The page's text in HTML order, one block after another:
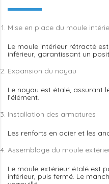
Mise en place du moule
Le moule intérieur rétracté
inférieur, garantissant un
Expansion du noyau
Le noyau est étalé, assurant
l’élément.
Installation des armatures
Les renforts en acier et les
Assemblage du moule
Le moule extérieur étalé est
inférieur, puis fermé. Le